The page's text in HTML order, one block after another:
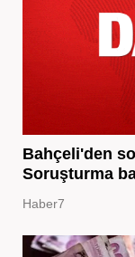
Bahçeli'den
Soruşturma
Haber7